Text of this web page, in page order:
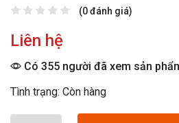
(0 đánh giá)
Liên hệ
Có 355 người đã xem sản
Tình trạng: Còn hàng